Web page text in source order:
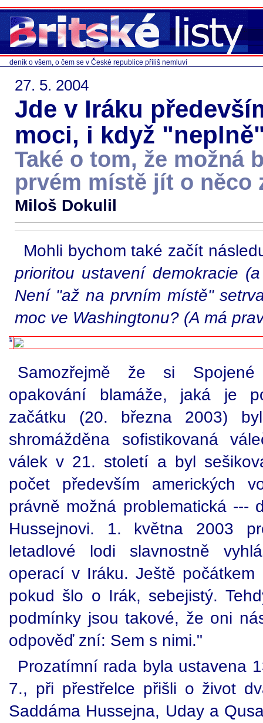
deník o všem, o čem se v České republice příliš nemluví
27. 5. 2004
Jde v Iráku
moci, i když
Také o tom, že možná
prvém místě jít o něco
Miloš Dokulil
Mohli bychom také začít
prioritou ustavení demokracie
Není "až na prvním místě"
moc ve Washingtonu? (A má
Samozřejmě že si
opakování blamáže, jaká je
začátku (20. března 2003)
shromážděna sofistikovaná
válek v 21. století a byl
počet především amerických
právně možná problematická ---
Hussejnovi. 1. května 2003
letadlové lodi slavnostně
operací v Iráku. Ještě
pokud šlo o Irák, sebejistý.
podmínky jsou takové, že oni
odpověď zní: Sem s nimi."
Prozatímní rada byla ustavena
7., při přestřelce přišli o život
Saddáma Hussejna, Uday a